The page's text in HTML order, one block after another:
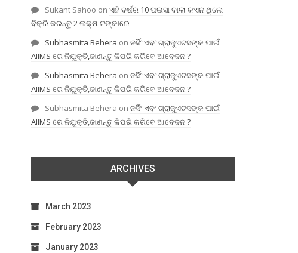
Sukant Sahoo on ଏହି ବର୍ଷର 10 ପଇସା ବାଲା କଏନ ଥିଲେ
ବିକ୍ରି କରନ୍ତୁ 2 ଲକ୍ଷ ଟଙ୍କାରେ
Subhasmita Behera on ନର୍ସିଂ ଏବଂ ଗ୍ରାଜୁଏଟସଙ୍କ ପାଇଁ
AIIMS ରେ ନିଯୁକ୍ତି,ଜାଣନ୍ତୁ କିପରି କରିବେ ଆବେଦନ ?
Subhasmita Behera on ନର୍ସିଂ ଏବଂ ଗ୍ରାଜୁଏଟସଙ୍କ ପାଇଁ
AIIMS ରେ ନିଯୁକ୍ତି,ଜାଣନ୍ତୁ କିପରି କରିବେ ଆବେଦନ ?
Subhasmita Behera on ନର୍ସିଂ ଏବଂ ଗ୍ରାଜୁଏଟସଙ୍କ ପାଇଁ
AIIMS ରେ ନିଯୁକ୍ତି,ଜାଣନ୍ତୁ କିପରି କରିବେ ଆବେଦନ ?
ARCHIVES
March 2023
February 2023
January 2023